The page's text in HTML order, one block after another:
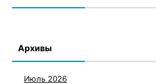
Архивы
Июль 2026